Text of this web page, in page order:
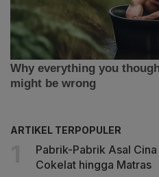
ARTIKEL TERPOPULER
Pabrik-Pabrik Asal
Cokelat hingga Matras